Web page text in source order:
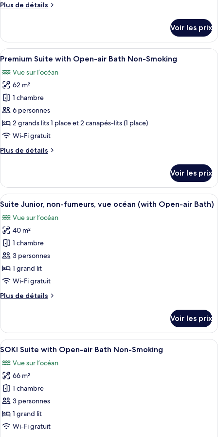
air
Premium
jumeaux,
non-
(Terrace
Bath)
Plus de détails
Plus
le
type
de
Chambre
Premium
avec
lits
jumeaux,
non-
fumeurs
(Terrace
Voir les prix
Afficher
toutes
les
photos
pour
ce
type
de
chambre :
Premium
Open-
air
Bath
Non-
Smoking
Une chambre d’hôtel moderne avec
17
Premium Suite with Open-air Bath Non-Smoking
Vue sur l’océan
62 m²
1 chambre
6 personnes
2 grands lits 1 place et 2 canapés-lits (1 place)
Wi-Fi gratuit
Plus de détails
Plus
le
type
de
Premium
Suite
with
Open-
air
Bath
Non-
Smoking
Voir les prix
Afficher
toutes
les
photos
pour
ce
type
de
chambre :
Suite
fumeurs,
vue
océan
(with
Open-
air
Bath)
Une chambre moderne avec une
14
Suite Junior, non-fumeurs, vue océan (with Open-air Bath)
Vue sur l’océan
40 m²
1 chambre
3 personnes
1 grand lit
Wi-Fi gratuit
Plus de détails
Plus
le
type
de
Suite
Junior,
non-
fumeurs,
vue
océan
(with
Open-
Voir les prix
Afficher
toutes
les
photos
pour
ce
type
de
chambre :
SOKI Suite with Open-air Bath
14
SOKI Suite with Open-air Bath Non-Smoking
Vue sur l’océan
66 m²
1 chambre
3 personnes
1 grand lit
Wi-Fi gratuit